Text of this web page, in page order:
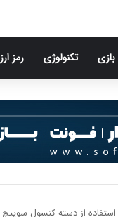
بازی تکنولوژی رمز ارز
از دسته کنسول سوییچ ۲ به‌عنوان ماوس